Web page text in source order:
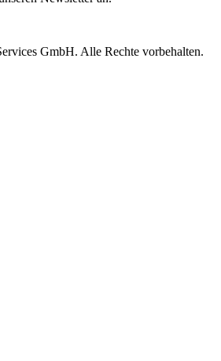
GmbH. Alle Rechte vorbehalten.